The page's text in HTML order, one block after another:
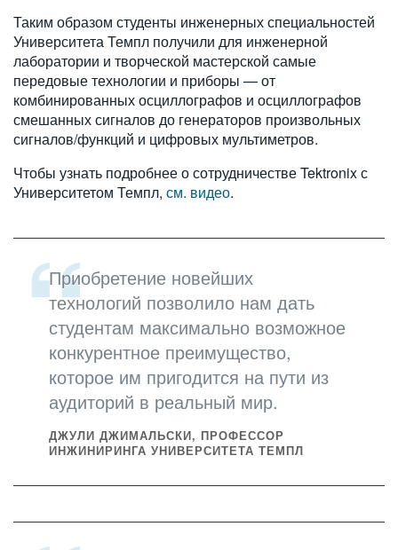
Таким образом студенты инженерных специальностей
Университета Темпл получили для инженерной
лаборатории и творческой мастерской самые
передовые технологии и приборы — от
комбинированных осциллографов и осциллографов
смешанных сигналов до генераторов произвольных
сигналов/функций и цифровых мультиметров.
Чтобы узнать подробнее о сотрудничестве Tektronix с
Университетом Темпл, см. видео.
Приобретение новейших
технологий позволило нам дать
студентам максимально возможное
конкурентное преимущество,
которое им пригодится на пути из
аудиторий в реальный мир.
ДЖУЛИ ДЖИМАЛЬСКИ, ПРОФЕССОР
ИНЖИНИРИНГА УНИВЕРСИТЕТА ТЕМПЛ